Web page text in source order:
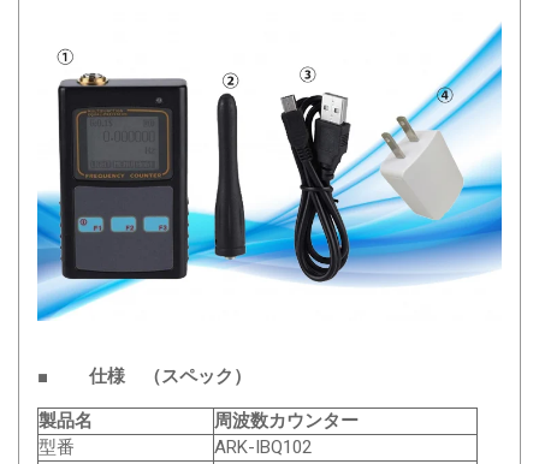
■ 仕様 （スペック）
製品名
周波数カウンター
型番
ARK-IBQ102